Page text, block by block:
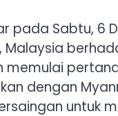
pada Sabtu, 6
Malaysia
dengan
untuk